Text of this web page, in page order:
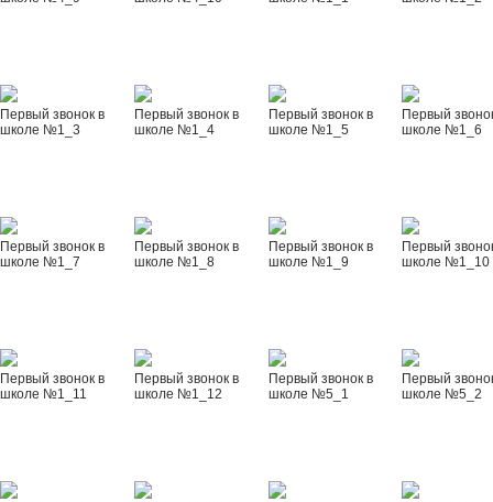
Первый звонок в
школе №1_3
Первый звонок в
школе №1_4
Первый звонок в
школе №1_5
Первый
школе №1_6
Первый звонок в
школе №1_7
Первый звонок в
школе №1_8
Первый звонок в
школе №1_9
Первый
школе №1_10
Первый звонок в
школе №1_11
Первый звонок в
школе №1_12
Первый звонок в
школе №5_1
Первый
школе №5_2